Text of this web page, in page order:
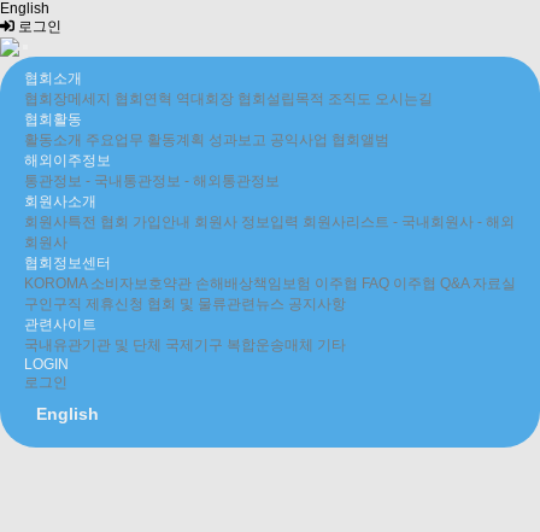
English
로그인
협회소개
협회장메세지 협회연혁 역대회장 협회설립목적 조직도 오시는길
협회활동
활동소개 주요업무 활동계획 성과보고 공익사업 협회앨범
해외이주정보
통관정보 - 국내통관정보 - 해외통관정보
회원사소개
회원사특전 협회 가입안내 회원사 정보입력 회원사리스트 - 국내회원사 - 해외
회원사
협회정보센터
KOROMA 소비자보호약관 손해배상책임보험 이주협 FAQ 이주협 Q&A 자료실
구인구직 제휴신청 협회 및 물류관련뉴스 공지사항
관련사이트
국내유관기관 및 단체 국제기구 복합운송매체 기타
LOGIN
로그인
English